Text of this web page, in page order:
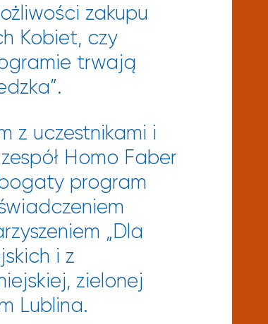
zakupu
Kobiet, czy
trwają
z uczestnikami i
Homo Faber
program
„Dla
i z
zielonej
Lublina.